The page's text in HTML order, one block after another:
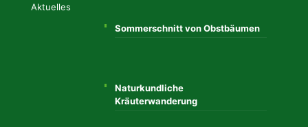
Aktuelles
Sommerschnitt von Obstbäumen
Naturkundliche
Kräuterwanderung